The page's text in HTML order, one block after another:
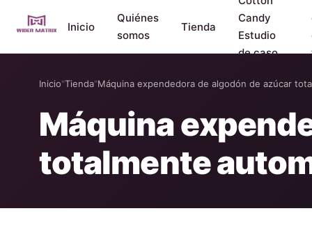
Inicio
Quiénes
somos
Tienda
Candy
Estudio
de caso
Inicio"Tienda"Máquina expendedora de algodón de azúcar
Máquina
totalmente